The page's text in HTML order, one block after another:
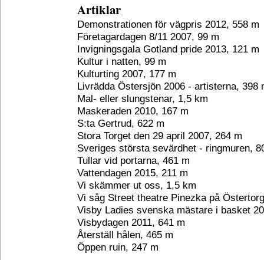
Artiklar
Demonstrationen för vägpris 2012, 558 m
Företagardagen 8/11 2007, 99 m
Invigningsgala Gotland pride 2013, 121 m
Kultur i natten, 99 m
Kulturting 2007, 177 m
Livrädda Östersjön 2006 - artisterna, 398
Mal- eller slungstenar, 1,5 km
Maskeraden 2010, 167 m
S:ta Gertrud, 622 m
Stora Torget den 29 april 2007, 264 m
Sveriges största sevärdhet - ringmuren,
Tullar vid portarna, 461 m
Vattendagen 2015, 211 m
Vi skämmer ut oss, 1,5 km
Vi såg Street theatre Pinezka på
Visby Ladies svenska mästare i basket
Visbydagen 2011, 641 m
Återställ hålen, 465 m
Öppen ruin, 247 m